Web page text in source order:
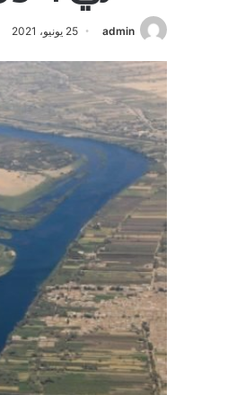
admin 25 يونيو، 2021